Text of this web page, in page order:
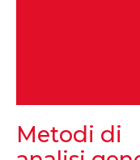
Metodi di